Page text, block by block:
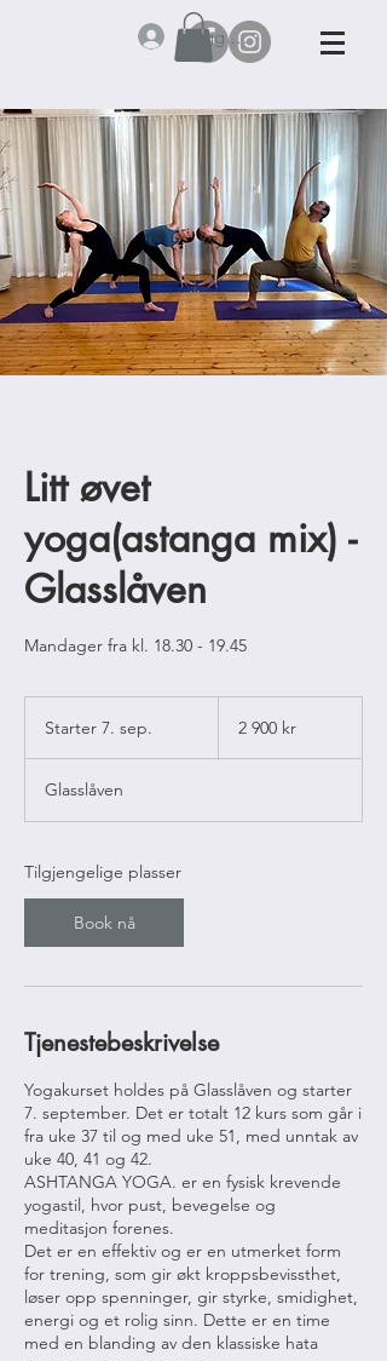
Logg inn
Litt øvet
yoga(astanga mix) -
Glasslåven
Mandager fra kl. 18.30 - 19.45
Starter 7. sep.
t
r
p
kroner2 900 kr
Glasslåven
Tilgjengelige plasser
Book nå
Tjenestebeskrivelse
Yogakurset holdes på Glasslåven og starter
7. september. Det er totalt 12 kurs som går i
fra uke 37 til og med uke 51, med unntak av
uke 40, 41 og 42.
ASHTANGA YOGA. er en fysisk krevende
yogastil, hvor pust, bevegelse og
meditasjon forenes.
Det er en effektiv og er en utmerket form
for trening, som gir økt kroppsbevissthet,
løser opp spenninger, gir styrke, smidighet,
energi og et rolig sinn. Dette er en time
med en blanding av den klassiske hata